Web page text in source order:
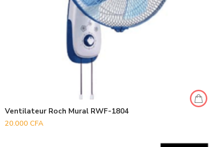
Ventilateur Roch Mural RWF-1804
20.000 CFA